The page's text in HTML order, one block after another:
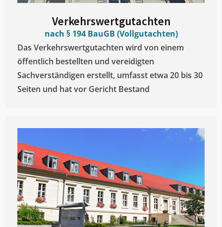
Verkehrswertgutachten
nach § 194 BauGB (Vollgutachten)
Das Verkehrswertgutachten wird von einem
öffentlich bestellten und vereidigten
Sachverständigen erstellt, umfasst etwa 20 bis 30
Seiten und hat vor Gericht Bestand